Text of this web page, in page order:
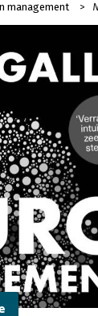
management